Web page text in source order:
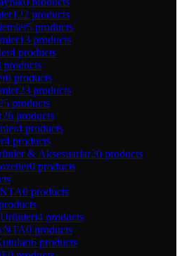
122 products
5 products
13 products
4 products
products
0 products
23 products
products
26 products
4 products
4 products
& Aksesuarlar20 products
0 products
0 products
4 products
0 products
6 products